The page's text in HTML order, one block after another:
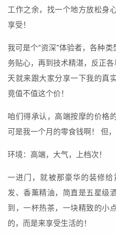
工作之余，找一个地方放松身
享受！
我可是个“资深”体验者，各种
务贴心，再到技术精湛，反正
天就来跟大家分享一下我的真
竟值不值这个价！
咱们得承认，高端按摩的价格
可是我一个月的零食钱啊！ 但
环境：高端，大气，上档次！
一进门，就被那豪华的装修
发、香薰精油，简直是五星级
到，一杯热茶，一块精致的小
的，而是来享受生活的！